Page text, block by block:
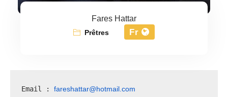
Fares Hattar
Prêtres Fr
Email : fareshattar@hotmail.com